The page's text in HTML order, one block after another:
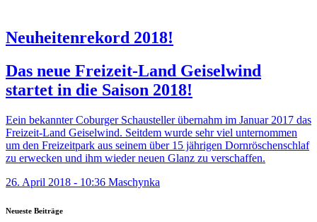
Neuheitenrekord 2018!
Das neue Freizeit-Land Geiselwind
startet in die Saison 2018!
Eein bekannter Coburger Schausteller übernahm im Januar 2017 das
Freizeit-Land Geiselwind. Seitdem wurde sehr viel unternommen
um den Freizeitpark aus seinem über 15 jährigen Dornröschenschlaf
zu erwecken und ihm wieder neuen Glanz zu verschaffen.
26. April 2018 - 10:36 Maschynka
Neueste Beiträge